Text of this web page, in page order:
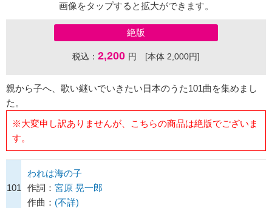
画像をタップすると拡大ができます。
絶版
税込： 2,200 円 [本体 2,000円]
親から子へ、歌い継いでいきたい日本のうた101曲を集めまし
た。
※大変申し訳ありませんが、こちらの商品は絶版でございま
す。
101
われは海の子
作詞： 宮原 晃一郎
作曲： (不詳)